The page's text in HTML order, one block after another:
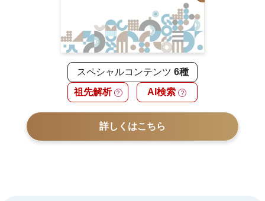
スペシャルコンテンツ 6種
祖先解析 ？ AI検索 ？
詳しくはこちら